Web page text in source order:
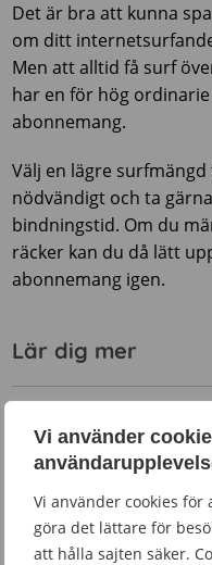
Vi använder
Vi använder cookies
göra det lättare för
att hålla sajten säker.
Det är bra att kunna
om ditt
Men att alltid få surf
har en för hög
abonnemang.
Välj en lägre
nödvändigt och ta
bindningstid. Om du
räcker kan du då lätt
abonnemang igen.
Lär dig mer
Fast bredband
Hjälp att välja